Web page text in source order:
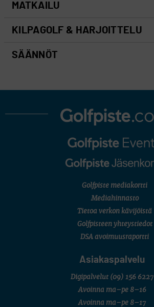
MATKAILU
KILPAGOLF & HARJOITTELU
SÄÄNNÖT
Golfpiste mediakortti
Mediahinnasto
Tietoa verkon kävijöistä
Golfpisteen yhteystiedot
DSA avoimuusraportti
Asiakaspalvelu
Digipalvelut (09) 156 6227
Avoinna ma–pe 8–16
Avoinna ma–pe 8–17